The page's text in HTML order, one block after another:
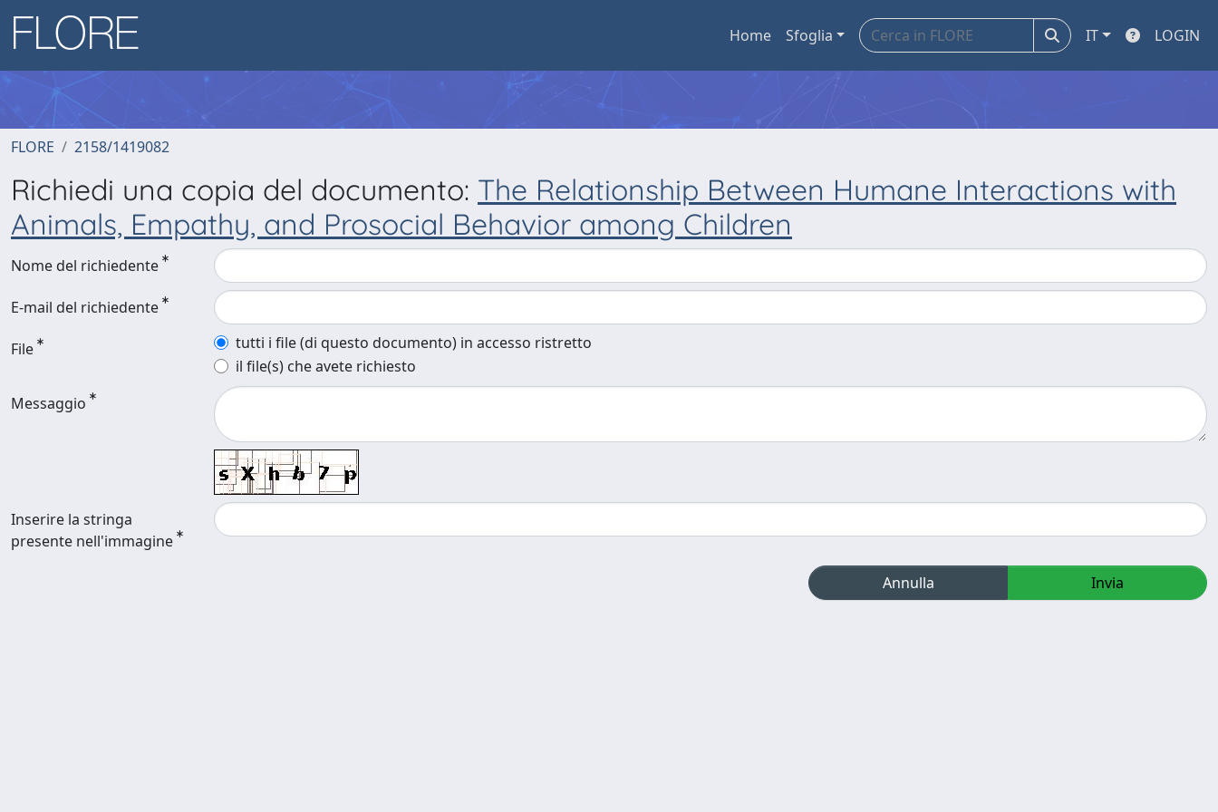
Home Sfoglia IT LOGIN
FLORE 2158/1419082
Richiedi una copia del documento: The Relationship Between Humane Interactions with
Animals, Empathy, and Prosocial Behavior among Children
Nome del richiedente
E-mail del richiedente
File
tutti i file (di questo documento) in accesso ristretto
il file(s) che avete richiesto
Messaggio
Inserire la stringa
presente nell'immagine
Annulla Invia